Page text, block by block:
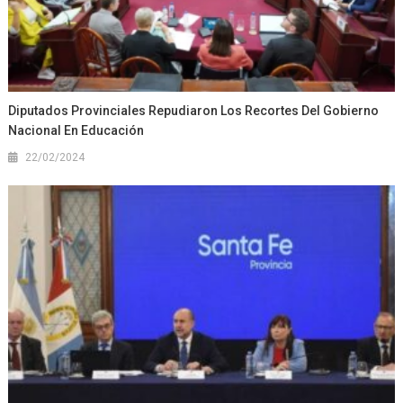
Diputados Provinciales Repudiaron Los Recortes Del Gobierno
Nacional En Educación
22/02/2024